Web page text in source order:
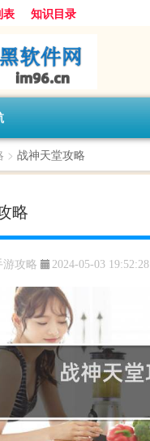
表 知识目录
> 战神天堂攻略
略
游攻略 2024-05-03 19:52:28